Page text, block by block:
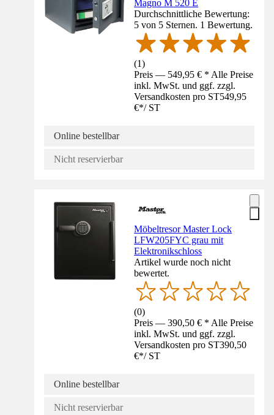
Magno M 520 E
Durchschnittliche Bewertung:
5 von 5 Sternen. 1 Bewertung.
(1)
Preis — 549,95 € * Alle Preise
inkl. MwSt. und ggf. zzgl.
Versandkosten pro ST549,95
€*/ ST
Online bestellbar
Nicht reservierbar
Möbeltresor Master Lock
LFW205FYC grau mit
Elektronikschloss
Artikel wurde noch nicht
bewertet.
(0)
Preis — 390,50 € * Alle Preise
inkl. MwSt. und ggf. zzgl.
Versandkosten pro ST390,50
€*/ ST
Online bestellbar
Nicht reservierbar